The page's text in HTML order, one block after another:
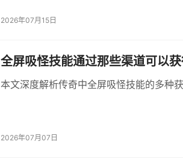
2026年07月15日
全屏吸怪技能通过那些渠道可以获
本文深度解析传奇中全屏吸怪技能的多种
2026年07月07日